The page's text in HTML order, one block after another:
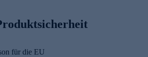
für die EU